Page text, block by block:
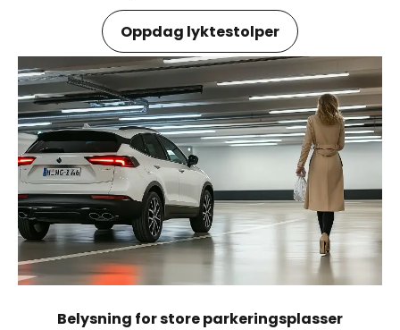
Oppdag lyktestolper
Belysning for store parkeringsplasser